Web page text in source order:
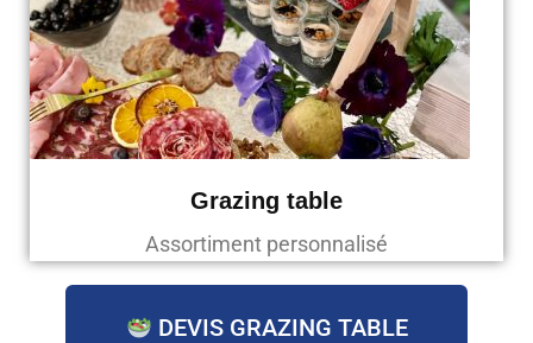
Grazing table
Assortiment personnalisé
DEVIS GRAZING TABLE